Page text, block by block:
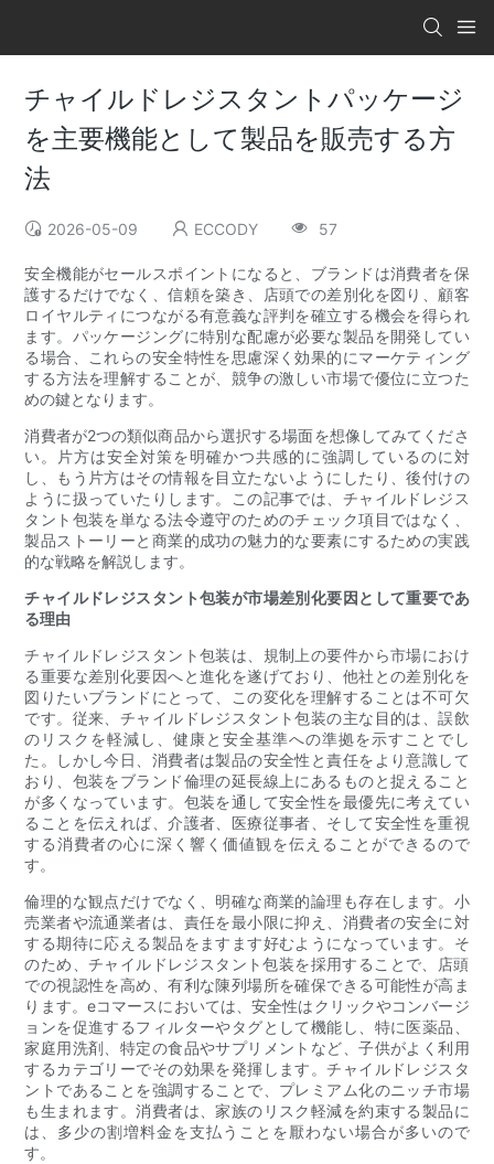
チャイルドレジスタントパッケージ
を主要機能として製品を販売する方
法
2026-05-09 ECCODY 57
安全機能がセールスポイントになると、ブランドは消費者を保
護するだけでなく、信頼を築き、店頭での差別化を図り、顧客
ロイヤルティにつながる有意義な評判を確立する機会を得られ
ます。パッケージングに特別な配慮が必要な製品を開発してい
る場合、これらの安全特性を思慮深く効果的にマーケティング
する方法を理解することが、競争の激しい市場で優位に立つた
めの鍵となります。
消費者が2つの類似商品から選択する場面を想像してみてくださ
い。片方は安全対策を明確かつ共感的に強調しているのに対
し、もう片方はその情報を目立たないようにしたり、後付けの
ように扱っていたりします。この記事では、チャイルドレジス
タント包装を単なる法令遵守のためのチェック項目ではなく、
製品ストーリーと商業的成功の魅力的な要素にするための実践
的な戦略を解説します。
チャイルドレジスタント包装が市場差別化要因として重要であ
る理由
チャイルドレジスタント包装は、規制上の要件から市場におけ
る重要な差別化要因へと進化を遂げており、他社との差別化を
図りたいブランドにとって、この変化を理解することは不可欠
です。従来、チャイルドレジスタント包装の主な目的は、誤飲
のリスクを軽減し、健康と安全基準への準拠を示すことでし
た。しかし今日、消費者は製品の安全性と責任をより意識して
おり、包装をブランド倫理の延長線上にあるものと捉えること
が多くなっています。包装を通して安全性を最優先に考えてい
ることを伝えれば、介護者、医療従事者、そして安全性を重視
する消費者の心に深く響く価値観を伝えることができるので
す。
倫理的な観点だけでなく、明確な商業的論理も存在します。小
売業者や流通業者は、責任を最小限に抑え、消費者の安全に対
する期待に応える製品をますます好むようになっています。そ
のため、チャイルドレジスタント包装を採用することで、店頭​​
での視認性を高め、有利な陳列場所を確保できる可能性が高ま
ります。eコマースにおいては、安全性はクリックやコンバージ
ョンを促進するフィルターやタグとして機能し、特に医薬品、
家庭用洗剤、特定の食品やサプリメントなど、子供がよく利用
するカテゴリーでその効果を発揮します。チャイルドレジスタ
ントであることを強調することで、プレミアム化のニッチ市場
も生まれます。消費者は、家族のリスク軽減を約束する製品に
は、多少の割増料金を支払うことを厭わない場合が多いので
す。